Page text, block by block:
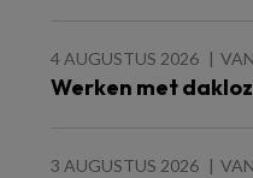
4 AUGUSTUS 2026
Werken met
3 AUGUSTUS 2026